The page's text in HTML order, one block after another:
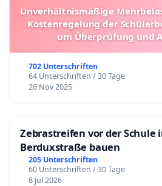
Unverhältnismäßige
Kostenregelung der
um Überprüfung und
702 Unterschriften
64 Unterschriften / 30 Tage
26 Nov 2025
Zebrastreifen vor der Schule
Berduxstraße bauen
205 Unterschriften
60 Unterschriften / 30 Tage
8 Jul 2026